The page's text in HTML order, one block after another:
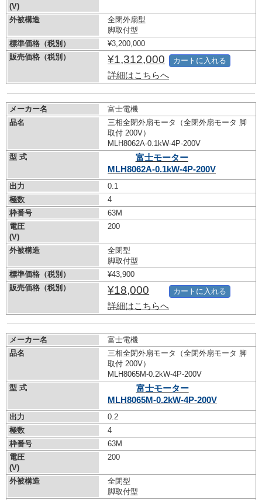
(V)
外被構造
全閉外扇型
脚取付型
標準価格（税別）
¥3,200,000
販売価格（税別）
¥1,312,000
詳細はこちらへ
カートに入れる
メーカー名
富士電機
品名
三相全閉外扇モータ（全閉外扇モータ 脚
取付 200V）
MLH8062A-0.1kW-4P-200V
型 式
富士モーター
MLH8062A-0.1kW-4P-200V
出力
0.1
極数
4
枠番号
63M
電圧
(V)
200
外被構造
全閉型
脚取付型
標準価格（税別）
¥43,900
販売価格（税別）
¥18,000
詳細はこちらへ
カートに入れる
メーカー名
富士電機
品名
三相全閉外扇モータ（全閉外扇モータ 脚
取付 200V）
MLH8065M-0.2kW-4P-200V
型 式
富士モーター
MLH8065M-0.2kW-4P-200V
出力
0.2
極数
4
枠番号
63M
電圧
(V)
200
外被構造
全閉型
脚取付型